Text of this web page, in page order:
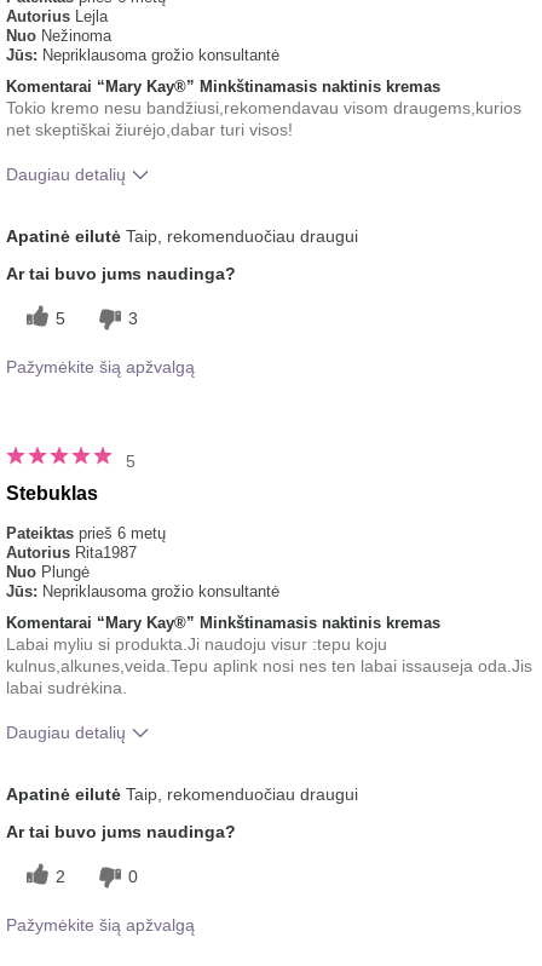
Autorius Lejla
Nuo Nežinoma
Jūs: Nepriklausoma grožio konsultantė
Komentarai “Mary Kay®” Minkštinamasis naktinis kremas
Tokio kremo nesu bandžiusi,rekomendavau visom draugems,kurios
net skeptiškai žiurėjo,dabar turi visos!
Daugiau detalių
po šio produkto naudojimo?
pojūtis, Tolygiai tepamas
Apatinė eilutė Taip, rekomenduočiau draugui
Ar tai buvo jums naudinga?
5 3
Pažymėkite šią apžvalgą
5
Stebuklas
Pateiktas prieš 6 metų
Autorius Rita1987
Nuo Plungė
Jūs: Nepriklausoma grožio konsultantė
Komentarai “Mary Kay®” Minkštinamasis naktinis kremas
Labai myliu si produkta.Ji naudoju visur :tepu koju
kulnus,alkunes,veida.Tepu aplink nosi nes ten labai issauseja oda.Jis
labai sudrėkina.
Daugiau detalių
įspūdis po šio produkto
naudojimo?
pojūtis ant odos, Riebinimo
Apatinė eilutė Taip, rekomenduočiau draugui
Ar tai buvo jums naudinga?
2 0
Pažymėkite šią apžvalgą